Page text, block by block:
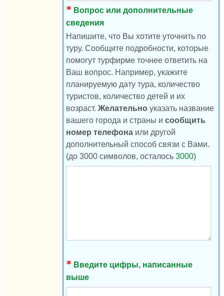
Вопрос или дополнительные
сведения
Напишите, что Вы хотите уточнить по
туру. Сообщите подробности, которые
помогут турфирме точнее ответить на
Ваш вопрос. Например, укажите
планируемую дату тура, количество
туристов, количество детей и их
возраст. Желательно указать название
вашего города и страны и сообщить
номер телефона или другой
дополнительный способ связи с Вами.
(до 3000 символов, осталось 3000)
Введите цифры, написанные
выше